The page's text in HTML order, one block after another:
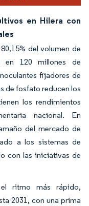
en Hilera con
del volumen de
en 120 millones de
fijadores de
de fosfato reducen los
los rendimientos
nacional. En
del mercado de
a los sistemas de
con las iniciativas de
ritmo más rápido,
2031, con una prima